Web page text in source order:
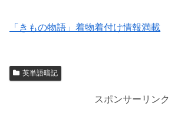
「きもの物語」着物着付け情報満載
英単語暗記
スポンサーリンク